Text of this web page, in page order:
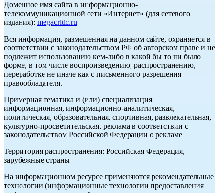
Доменное имя сайта в информационно-
телекоммуникационной сети «Интернет» (для сетевого
издания): megacritic.ru
Вся информация, размещенная на данном сайте, охраняется в
соответствии с законодательством РФ об авторском праве и не
подлежит использованию кем-либо в какой бы то ни было
форме, в том числе воспроизведению, распространению,
переработке не иначе как с письменного разрешения
правообладателя.
Примерная тематика и (или) специализация:
информационная, информационно-аналитическая,
политическая, образовательная, спортивная, развлекательная,
культурно-просветительская, реклама в соответствии с
законодательством Российской Федерации о рекламе
Территория распространения: Российская Федерация,
зарубежные страны
На информационном ресурсе применяются рекомендательные
технологии (информационные технологии предоставления